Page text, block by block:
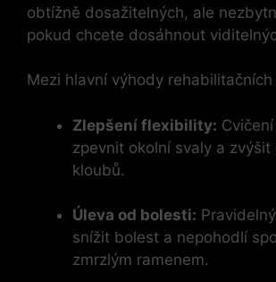
obtížně dosažitelných, ale
pokud chcete dosáhnout
Mezi hlavní výhody
Zlepšení flexibility:
zpevnit okolní svaly a zvýšit
kloubů.
Úleva od bolesti:
snížit bolest a nepohodlí
zmrzlým ramenem.